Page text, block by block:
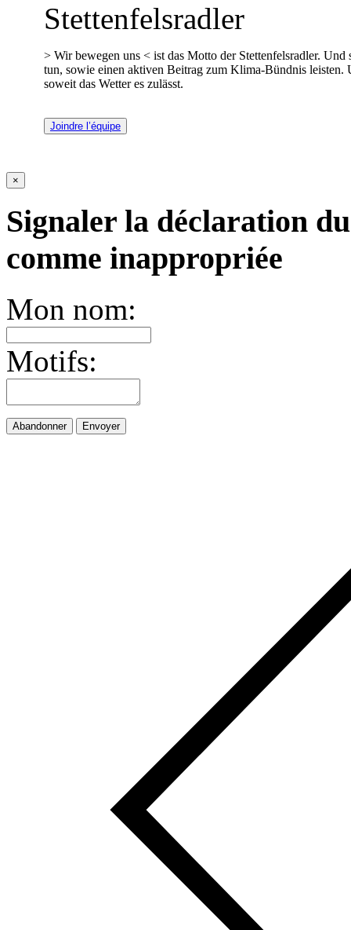
Stettenfelsradler
> Wir bewegen uns < ist das Motto der Stettenfelsradler.
tun, sowie einen aktiven Beitrag zum Klima-Bündnis leisten.
soweit das Wetter es zulässt.
Joindre l’équipe
×
Signaler la déclaration
comme inappropriée
Mon nom:
Motifs:
Abandonner Envoyer